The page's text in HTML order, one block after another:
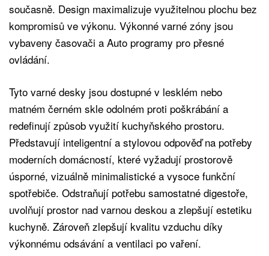
současně. Design maximalizuje využitelnou plochu bez
kompromisů ve výkonu. Výkonné varné zóny jsou
vybaveny časovači a Auto programy pro přesné
ovládání.
Tyto varné desky jsou dostupné v lesklém nebo
matném černém skle odolném proti poškrábání a
redefinují způsob využití kuchyňského prostoru.
Představují inteligentní a stylovou odpověď na potřeby
moderních domácností, které vyžadují prostorově
úsporné, vizuálně minimalistické a vysoce funkční
spotřebiče. Odstraňují potřebu samostatné digestoře,
uvolňují prostor nad varnou deskou a zlepšují estetiku
kuchyně. Zároveň zlepšují kvalitu vzduchu díky
výkonnému odsávání a ventilaci po vaření.